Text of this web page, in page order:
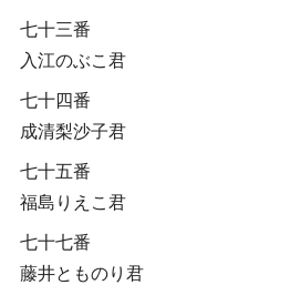
七十三番
入江のぶこ君
七十四番
成清梨沙子君
七十五番
福島りえこ君
七十七番
藤井とものり君